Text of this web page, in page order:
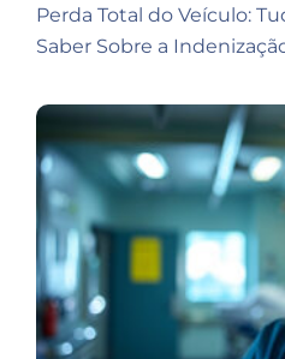
Perda Total do Veículo:
Saber Sobre a